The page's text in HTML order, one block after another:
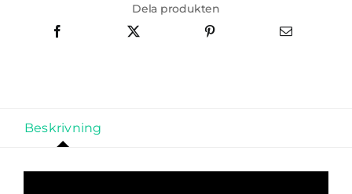
Dela produkten
Beskrivning